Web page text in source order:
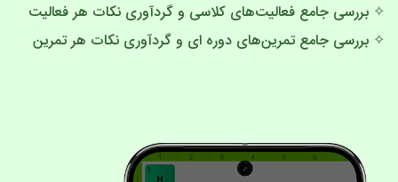
✧ بررسی جامع فعالیت‌های کلاسی و گردآوری نکات هر فعالیت
✧ بررسی جامع تمرین‌های دوره ای و گردآوری نکات هر تمرین